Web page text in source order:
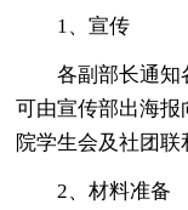
1、宣传
各副部长通知
可由宣传部出海
院学生会及社团联
2、材料准备